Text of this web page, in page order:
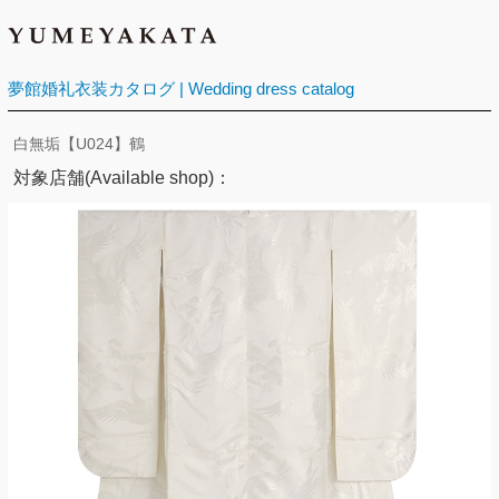
夢館婚礼衣装カタログ | Wedding dress catalog
白無垢【U024】鶴
対象店舗(Available shop)：